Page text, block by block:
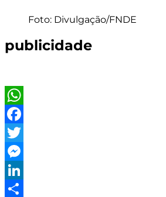
Foto: Divulgação/FNDE
publicidade
WhatsApp
Facebook
Twitter
Messenger
LinkedIn